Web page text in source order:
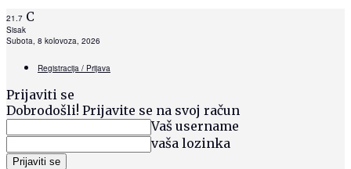
21.7 C
Sisak
Subota, 8 kolovoza, 2026
Registracija / Prijava
Prijaviti se
Dobrodošli! Prijavite se na svoj račun
Vaš username
vaša lozinka